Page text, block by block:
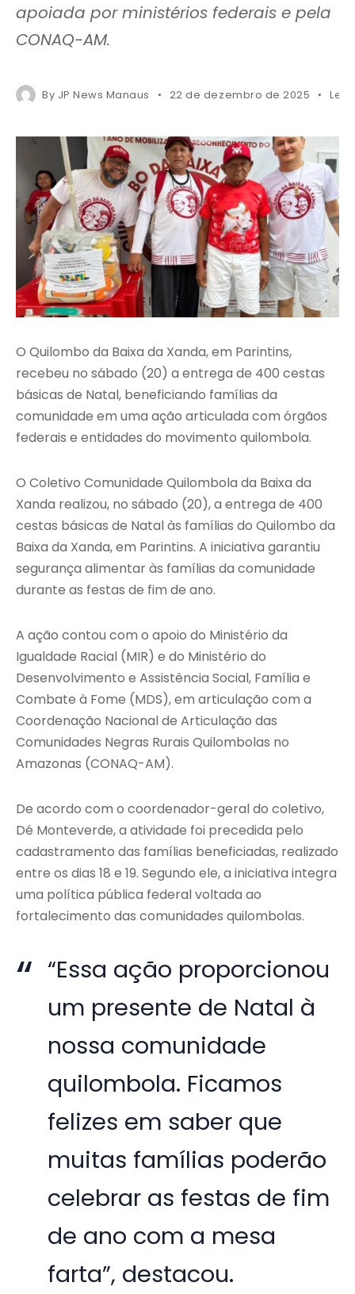
apoiada por ministérios federais e pela
CONAQ-AM.
By JP News Manaus 22 de dezembro de 2025
O Quilombo da Baixa da Xanda, em Parintins,
recebeu no sábado (20) a entrega de 400 cestas
básicas de Natal, beneficiando famílias da
comunidade em uma ação articulada com órgãos
federais e entidades do movimento quilombola.
O Coletivo Comunidade Quilombola da Baixa da
Xanda realizou, no sábado (20), a entrega de 400
cestas básicas de Natal às famílias do Quilombo da
Baixa da Xanda, em Parintins. A iniciativa garantiu
segurança alimentar às famílias da comunidade
durante as festas de fim de ano.
A ação contou com o apoio do Ministério da
Igualdade Racial (MIR) e do Ministério do
Desenvolvimento e Assistência Social, Família e
Combate à Fome (MDS), em articulação com a
Coordenação Nacional de Articulação das
Comunidades Negras Rurais Quilombolas no
Amazonas (CONAQ-AM).
De acordo com o coordenador-geral do coletivo,
Dé Monteverde, a atividade foi precedida pelo
cadastramento das famílias beneficiadas, realizado
entre os dias 18 e 19. Segundo ele, a iniciativa integra
uma política pública federal voltada ao
fortalecimento das comunidades quilombolas.
“Essa ação proporcionou
um presente de Natal à
nossa comunidade
quilombola. Ficamos
felizes em saber que
muitas famílias poderão
celebrar as festas de fim
de ano com a mesa
farta”, destacou.